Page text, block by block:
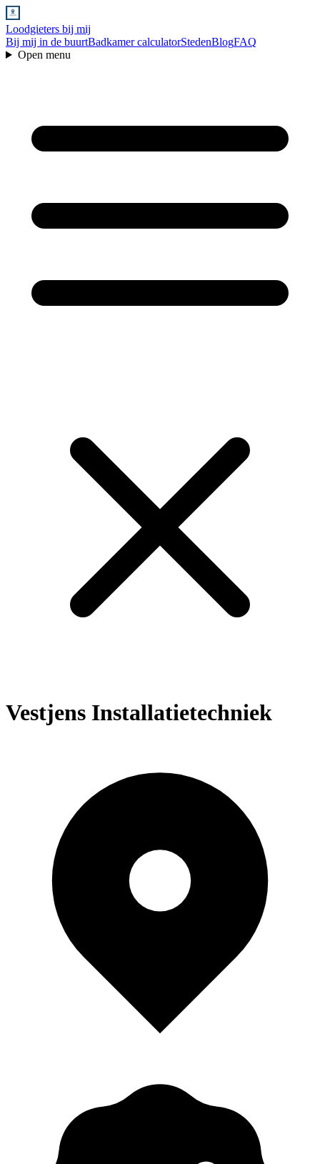
Loodgieters bij mij
Bij mij in de buurtBadkamer calculatorStedenBlogFAQ
Open menu
Vestjens Installatietechniek